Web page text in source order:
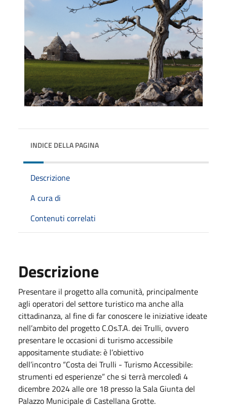
INDICE DELLA PAGINA
Descrizione
A cura di
Contenuti correlati
Descrizione
Presentare il progetto alla comunità, principalmente
agli operatori del settore turistico ma anche alla
cittadinanza, al fine di far conoscere le iniziative ideate
nell’ambito del progetto C.Os.T.A. dei Trulli, ovvero
presentare le occasioni di turismo accessibile
appositamente studiate: è l’obiettivo
dell’incontro “Costa dei Trulli - Turismo Accessibile:
strumenti ed esperienze” che si terrà mercoledì 4
dicembre 2024 alle ore 18 presso la Sala Giunta del
Palazzo Municipale di Castellana Grotte.